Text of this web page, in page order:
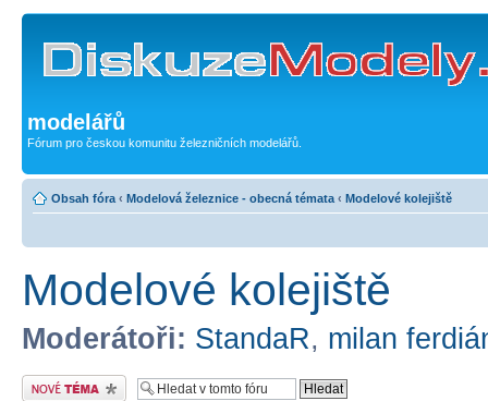
modelářů
Fórum pro českou komunitu železničních modelářů.
Obsah fóra ‹ Modelová železnice - obecná témata ‹ Modelové kolejiště
Modelové kolejiště
Moderátoři: StandaR, milan
Odeslat nové téma